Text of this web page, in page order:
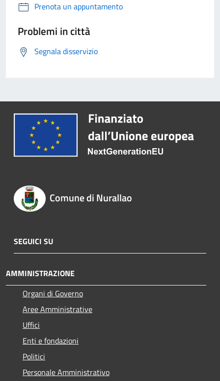
Prenota un appuntamento
Problemi in città
Segnala disservizio
Comune di Nurallao
SEGUICI SU
AMMINISTRAZIONE
Organi di Governo
Aree Amministrative
Uffici
Enti e fondazioni
Politici
Personale Amministrativo